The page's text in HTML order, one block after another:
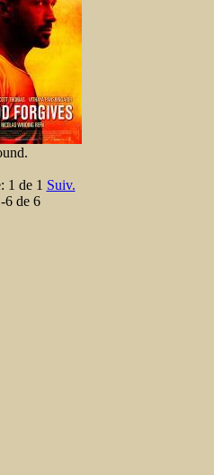
1 de 1 Suiv.
6 de 6